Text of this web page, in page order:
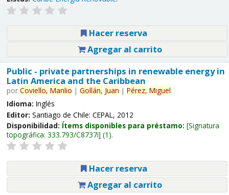
Hacer reserva
Agregar al carrito
Public - private partnerships in renewable energy in
Latin America and the Caribbean
por Coviello, Manlio | Gollán, Juan | Pérez, Miguel.
Idioma: Inglés
Editor: Santiago de Chile: CEPAL, 2012
Disponibilidad: Ítems disponibles para préstamo: Signatura
topográfica: 333.793/C8737i (1).
Hacer reserva
Agregar al carrito